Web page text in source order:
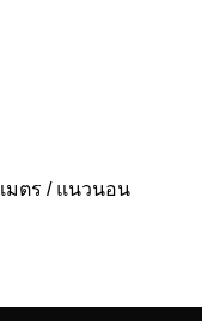
มตร / แนวนอน
ได้ ชิ้น